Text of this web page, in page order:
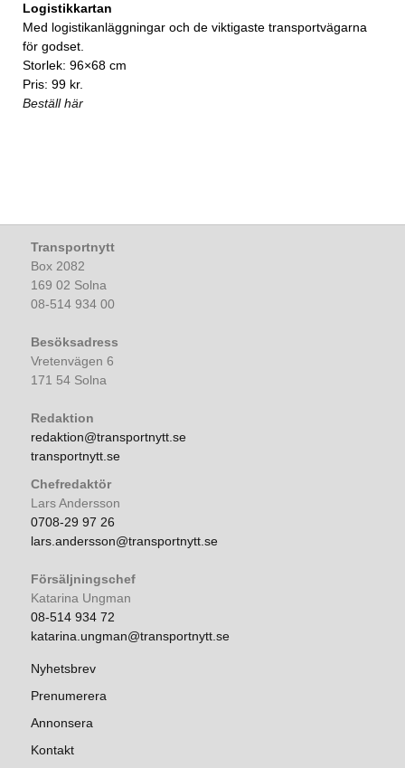
Logistikkartan
Med logistikanläggningar och de viktigaste transportvägarna
för godset.
Storlek: 96×68 cm
Pris: 99 kr.
Beställ här
Transportnytt
Box 2082
169 02 Solna
08-514 934 00
Besöksadress
Vretenvägen 6
171 54 Solna
Redaktion
redaktion@transportnytt.se
transportnytt.se
Chefredaktör
Lars Andersson
0708-29 97 26
lars.andersson@transportnytt.se
Försäljningschef
Katarina Ungman
08-514 934 72
katarina.ungman@transportnytt.se
Nyhetsbrev
Prenumerera
Annonsera
Kontakt